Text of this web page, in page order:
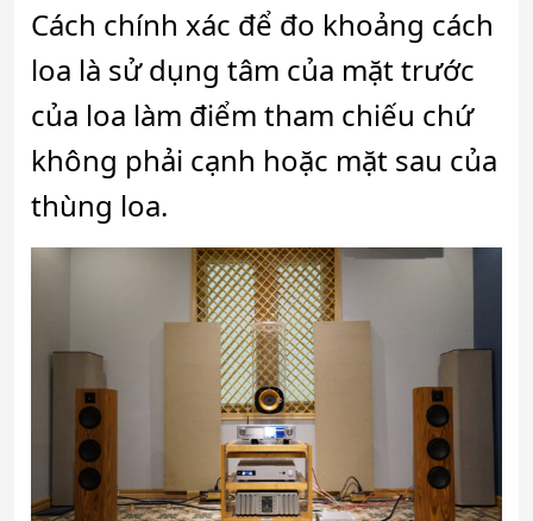
Cách chính xác để đo khoảng cách
loa là sử dụng tâm của mặt trước
của loa làm điểm tham chiếu chứ
không phải cạnh hoặc mặt sau của
thùng loa.